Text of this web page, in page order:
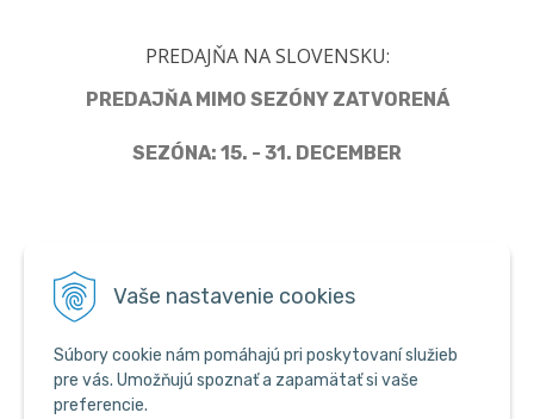
Vaše nastavenie cookies
Súbory cookie nám pomáhajú pri poskytovaní služieb
pre vás. Umožňujú spoznať a zapamätať si vaše
preferencie.
PREDAJŇA NA SLOVENSKU:
PREDAJŇA MIMO SEZÓNY ZATVORENÁ
SEZÓNA: 15. - 31. DECEMBER